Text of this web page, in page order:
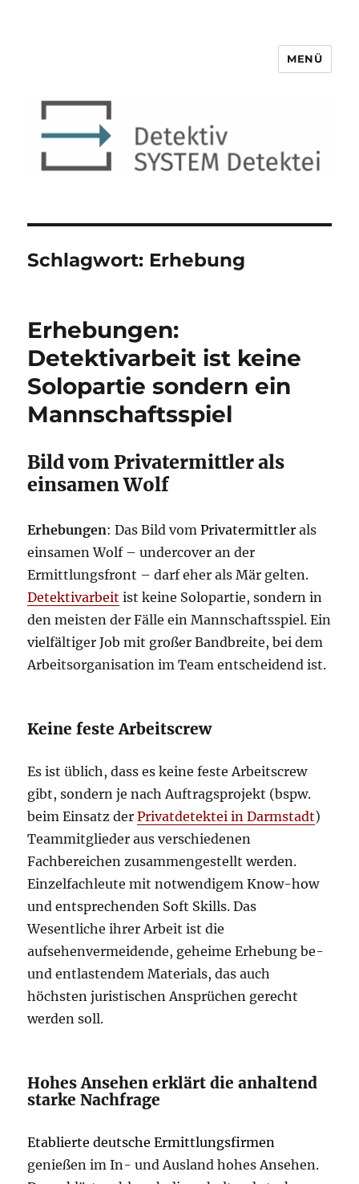
Detektiv SYSTEM Detektei ®
MENÜ
Schlagwort: Erhebung
Erhebungen:
Detektivarbeit ist keine
Solopartie sondern ein
Mannschaftsspiel
Bild vom Privatermittler als
einsamen Wolf
Erhebungen: Das Bild vomPrivatermittler als
einsamen Wolf – undercover an der
Ermittlungsfront – darf eher als Mär gelten.
Detektivarbeit ist keine Solopartie, sondern in
den meisten der Fälle ein Mannschaftsspiel. Ein
vielfältiger Job mit großer Bandbreite, bei dem
Arbeitsorganisation im Team entscheidend ist.
Keine feste Arbeitscrew
Es ist üblich, dass es keine feste Arbeitscrew
gibt, sondern je nach Auftragsprojekt (bspw.
beim Einsatz derPrivatdetektei in Darmstadt)
Teammitglieder aus verschiedenen
Fachbereichen zusammengestellt werden.
Einzelfachleute mit notwendigem Know-how
und entsprechenden Soft Skills. Das
Wesentliche ihrer Arbeit ist die
aufsehenvermeidende, geheime Erhebung be-
und entlastendem Materials, das auch
höchsten juristischen Ansprüchen gerecht
werden soll.
Hohes Ansehen erklärt die anhaltend
starke Nachfrage
Etablierte deutsche Ermittlungsfirmen
genießen im In- und Ausland hohes Ansehen.